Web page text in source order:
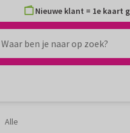
Nieuwe klant = 1e kaart
Alle